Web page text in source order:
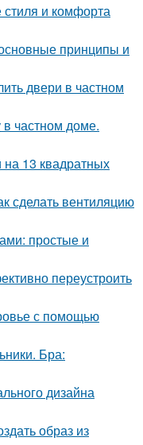
стиля и комфорта
принципы и
двери в частном
частном доме.
13 квадратных
сделать вентиляцию
простые и
переустроить
с помощью
Бра:
дизайна
образ из